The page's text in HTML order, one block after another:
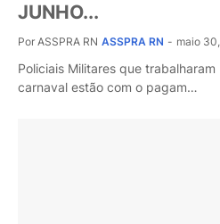
JUNHO...
Por ASSPRA RN ASSPRA RN - maio
Policiais Militares que
carnaval estão com o pagam…